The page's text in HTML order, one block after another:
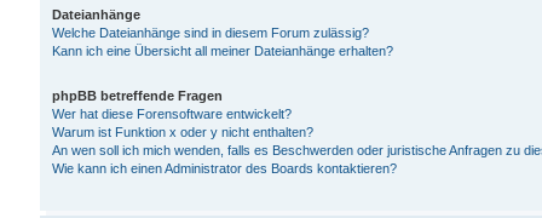
Dateianhänge
Welche Dateianhänge sind in diesem Forum zulässig?
Kann ich eine Übersicht all meiner Dateianhänge erhalten?
phpBB betreffende Fragen
Wer hat diese Forensoftware entwickelt?
Warum ist Funktion x oder y nicht enthalten?
An wen soll ich mich wenden, falls es Beschwerden oder juristische Anfragen zu
Wie kann ich einen Administrator des Boards kontaktieren?